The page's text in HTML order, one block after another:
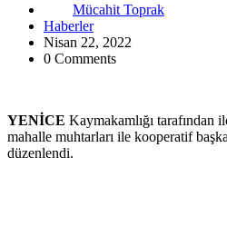
Mücahit Toprak
Haberler
Nisan 22, 2022
0 Comments
YENİCE Kaymakamlığı tarafından
mahalle muhtarları ile kooperatif
düzenlendi.